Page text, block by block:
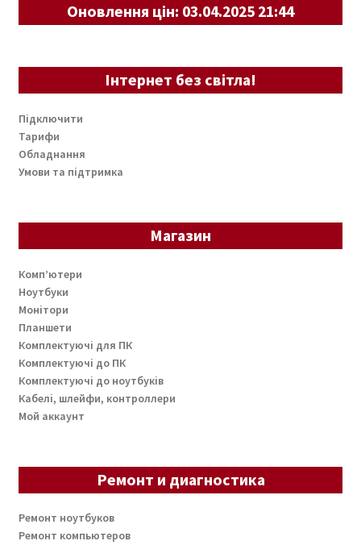
Оновлення цін: 03.04.2025 21:44
Інтернет без світла!
Підключити
Тарифи
Обладнання
Умови та підтримка
Магазин
Комп’ютери
Ноутбуки
Монітори
Планшети
Комплектуючі для ПК
Комплектуючі до ПК
Комплектуючі до ноутбуків
Кабелі, шлейфи, контроллери
Мой аккаунт
Ремонт и диагностика
Ремонт ноутбуков
Ремонт компьютеров